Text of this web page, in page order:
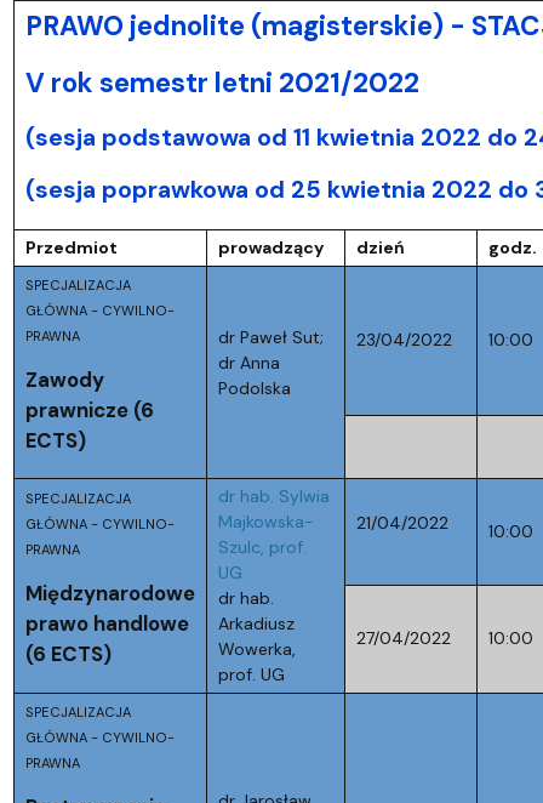
PRAWO jednolite (magisterskie) -
V rok semestr letni 2021/2022
(sesja podstawowa od 11 kwietnia 2022 do
(sesja poprawkowa od 25 kwietnia 2022 do
Przedmiot prowadzący dzień godz.
SPECJALIZACJA
GŁÓWNA - CYWILNO-
PRAWNA
Zawody
prawnicze (6
ECTS)
dr Paweł Sut;
dr Anna
Podolska
23/04/2022 10:00
SPECJALIZACJA
GŁÓWNA - CYWILNO-
PRAWNA
Międzynarodowe
prawo handlowe
(6 ECTS)
dr hab. Sylwia
Majkowska-
Szulc, prof.
UG
dr hab.
Arkadiusz
Wowerka,
prof. UG
21/04/2022 10:00
27/04/2022 10:00
SPECJALIZACJA
GŁÓWNA - CYWILNO-
PRAWNA